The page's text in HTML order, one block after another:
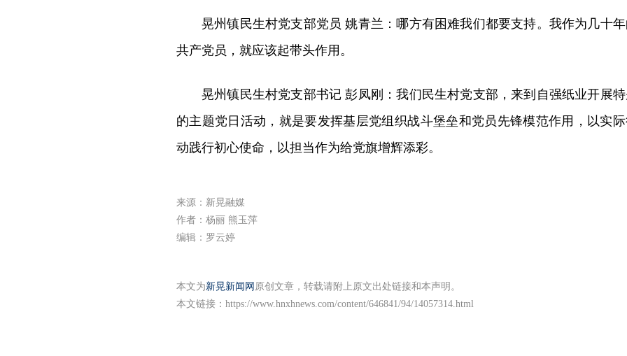
晃州镇民生村党支部党员 姚青兰：哪方有困难我们都要支持。我作为几十
共产党员，就应该起带头作用。
晃州镇民生村党支部书记 彭凤刚：我们民生村党支部，来到自强纸业开展
的主题党日活动，就是要发挥基层党组织战斗堡垒和党员先锋模范作用，以实
动践行初心使命，以担当作为给党旗增辉添彩。
来源：新晃融媒
作者：杨丽 熊玉萍
编辑：罗云婷
本文为新晃新闻网 原创文章，转载请附上原文出处链接和本声明。
本文链接： https://www.hnxhnews.com/content/646841/94/14057314.html